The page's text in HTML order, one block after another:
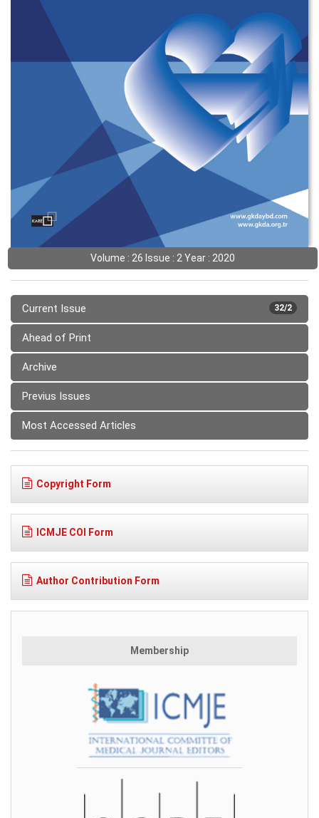
Volume : 26 Issue : 2 Year : 2020
32/2
Current Issue
Ahead of Print
Archive
Previus Issues
Most Accessed Articles
Copyright Form
ICMJE COI Form
Author Contribution Form
Membership